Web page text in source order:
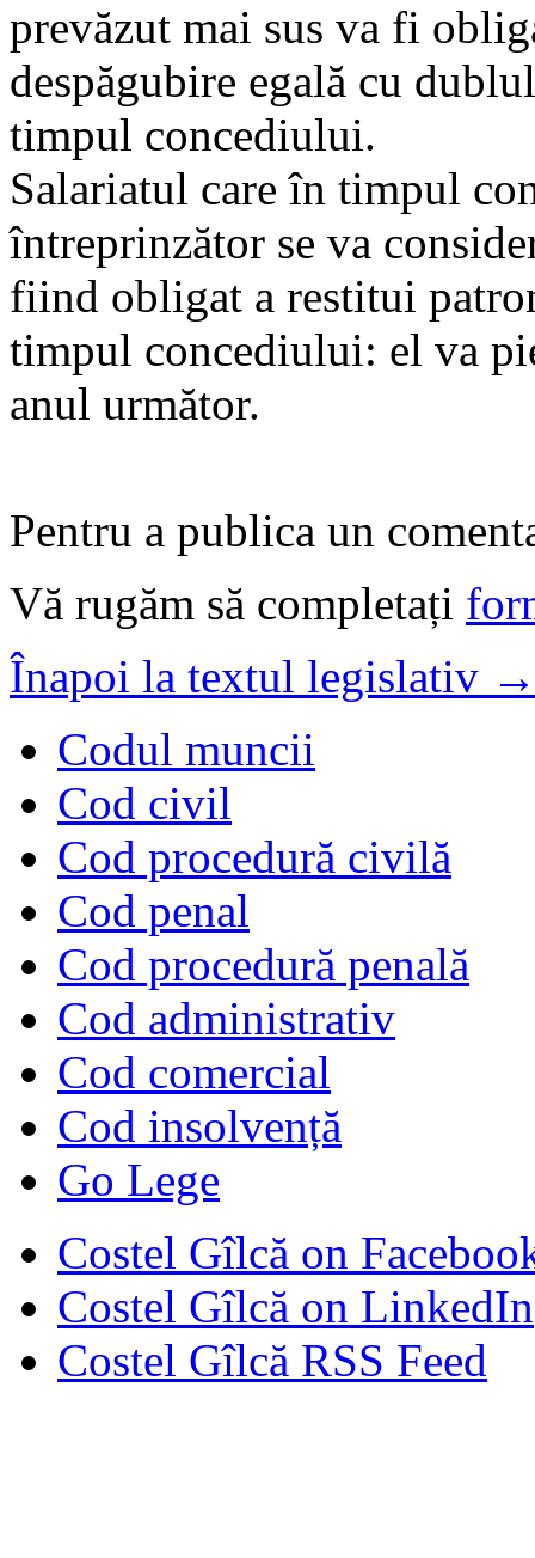
prevăzut mai sus va fi
despăgubire egală cu
timpul concediului.
Salariatul care în timpul
întreprinzător se va
fiind obligat a restitui
timpul concediului: el va
anul următor.
Pentru a publica un
Vă rugăm să completați
Înapoi la textul legislativ
Codul muncii
Cod civil
Cod procedură civilă
Cod penal
Cod procedură penală
Cod administrativ
Cod comercial
Cod insolvență
Go Lege
Costel Gîlcă on
Costel Gîlcă on LinkedIn
Costel Gîlcă RSS Feed